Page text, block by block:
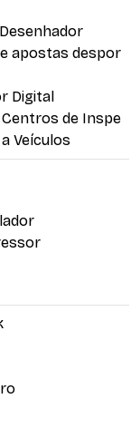
apostas despor
Digital
de Inspe
Veículos